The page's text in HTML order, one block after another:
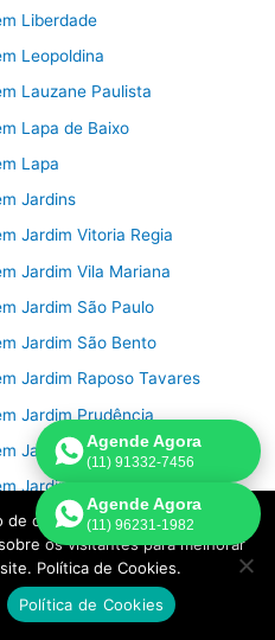
Liberdade
Leopoldina
Lauzane Paulista
Lapa de Baixo
Lapa
Jardins
Jardim Vitoria Regia
Jardim Vila Mariana
Jardim São Paulo
Jardim São Bento
Jardim Raposo Tavares
Jardim Prudência
Jardim Peri Peri
Jardim Paulistano
Jardim Paulista
Jardim Morumbi
Jardim Monte Kemel
Agende Agora
(11) 91332-7456
Agende Agora
(11) 96231-1982
cookies que podem conter
os visitantes para melhorar
Política de Cookies.
Política de Cookies